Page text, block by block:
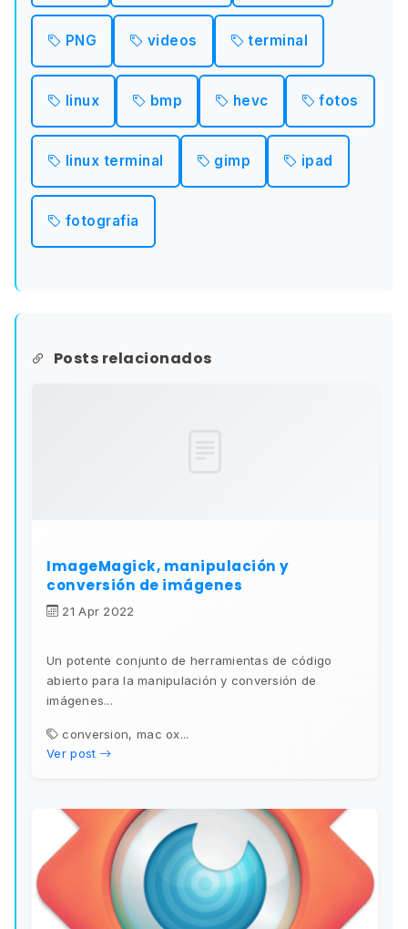
PNG videos terminal
linux bmp hevc fotos
linux terminal gimp ipad
fotografia
Posts relacionados
ImageMagick, manipulación y
conversión de imágenes
21 Apr 2022
Un potente conjunto de herramientas de código
abierto para la manipulación y conversión de
imágenes...
conversion, mac ox...
Ver post